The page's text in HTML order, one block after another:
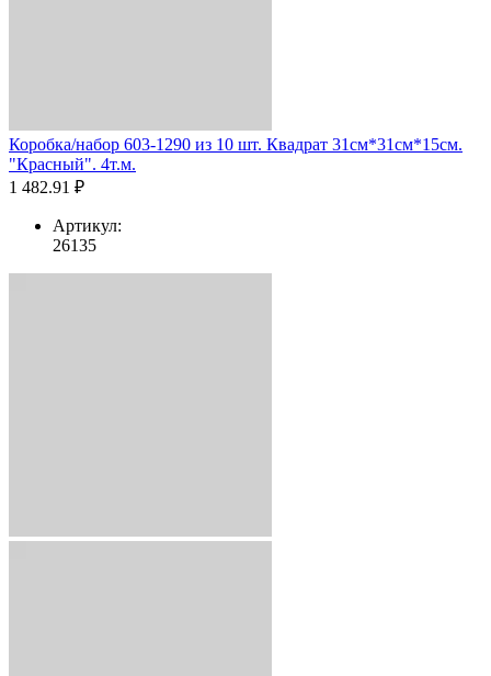
Коробка/набор 603-1290 из 10 шт. Квадрат 31см*31см*15см.
"Красный". 4т.м.
1 482.91 ₽
Артикул:
26135